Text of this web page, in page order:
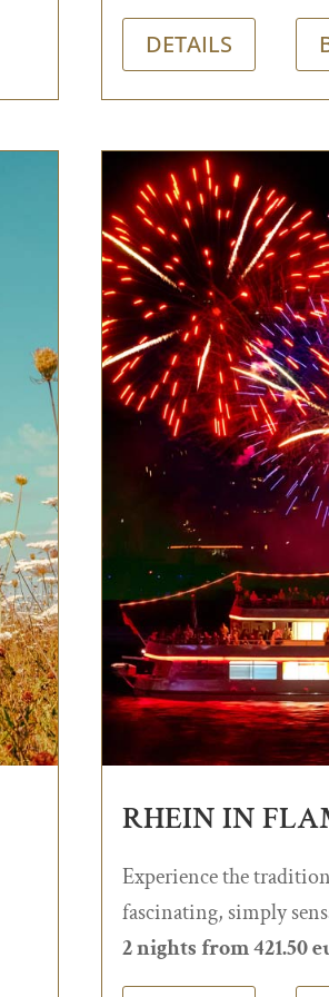
DETAILS
RHEIN IN
Experience the
fascinating, simply
2 nights from 421.50